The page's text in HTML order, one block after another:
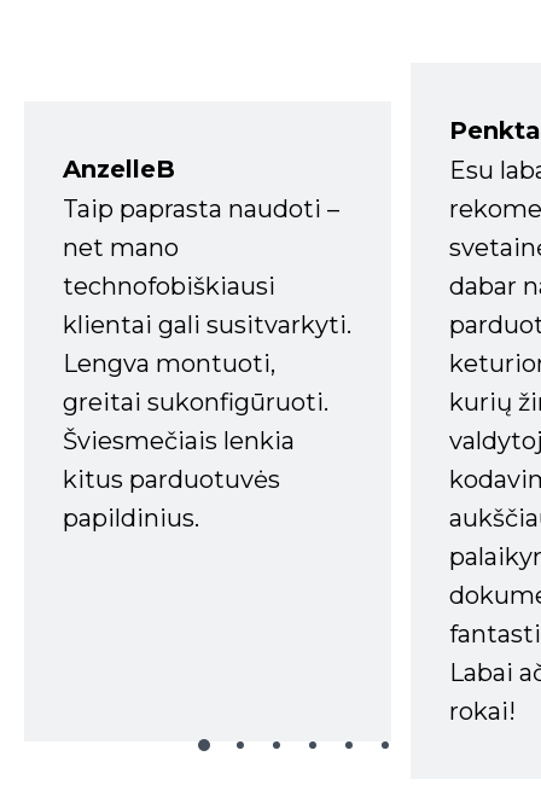
AnzelleB
Taip paprasta naudoti –
net mano
technofobiškiausi
klientai gali susitvarkyti.
Lengva montuoti,
greitai sukonfigūruoti.
Šviesmečiais lenkia
kitus parduotuvės
papildinius.
Esu
dabar
kurių
Labai
rokai!